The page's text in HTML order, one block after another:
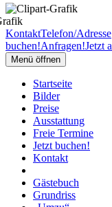
KontaktTelefon/Adresse
buchen!Anfragen!Jetzt
Menü öffnen
Startseite
Bilder
Preise
Ausstattung
Freie Termine
Jetzt buchen!
Kontakt
Gästebuch
Grundriss